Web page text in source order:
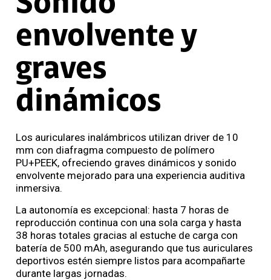
envolvente y
graves
dinámicos
Los auriculares inalámbricos utilizan driver de 10
mm con diafragma compuesto de polímero
PU+PEEK, ofreciendo graves dinámicos y sonido
envolvente mejorado para una experiencia auditiva
inmersiva.
La autonomía es excepcional: hasta 7 horas de
reproducción continua con una sola carga y hasta
38 horas totales gracias al estuche de carga con
batería de 500 mAh, asegurando que tus auriculares
deportivos estén siempre listos para acompañarte
durante largas jornadas.